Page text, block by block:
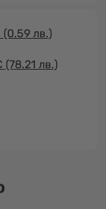
(0.59 лв.)
(78.21 лв.)